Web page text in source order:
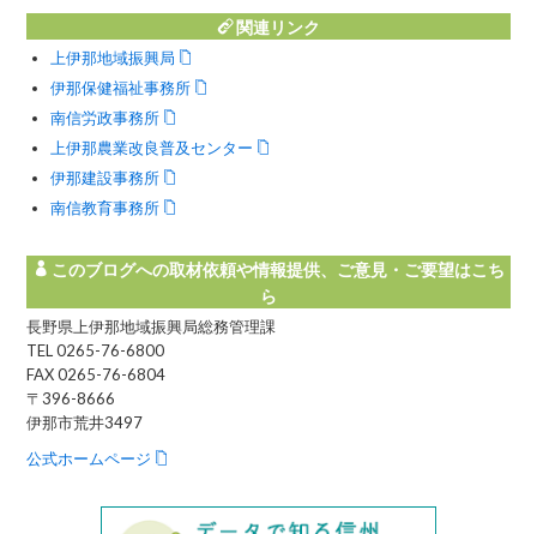
関連リンク
上伊那地域振興局
伊那保健福祉事務所
南信労政事務所
上伊那農業改良普及センター
伊那建設事務所
南信教育事務所
このブログへの取材依頼や情報提供、ご意見・ご要望はこち
ら
長野県上伊那地域振興局総務管理課
TEL 0265-76-6800
FAX 0265-76-6804
〒396-8666
伊那市荒井3497
公式ホームページ